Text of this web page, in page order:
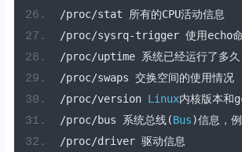
/proc/stat 所有的CPU活动信息
/proc/sysrq-trigger 使用echo
/proc/uptime 系统已经运行了多久
/proc/swaps 交换空间的使用情况
/proc/version Linux内核版本和
/proc/bus 系统总线(Bus)信息，
/proc/driver 驱动信息